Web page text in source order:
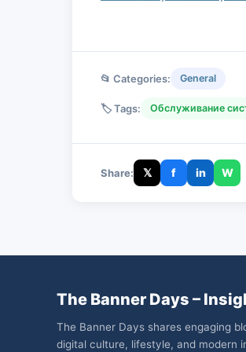
📂 Categories: General
🏷️ Tags: Обслуживание
Share: 𝕏 f in W
The Banner Days –
The Banner Days shares engaging
digital culture, lifestyle, and modern